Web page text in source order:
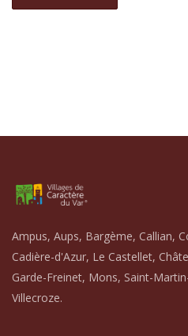
Ampus, Aups, Bargème, Callian,
Cadière-d'Azur, Le Castellet,
Garde-Freinet, Mons, Saint-
Villecroze.